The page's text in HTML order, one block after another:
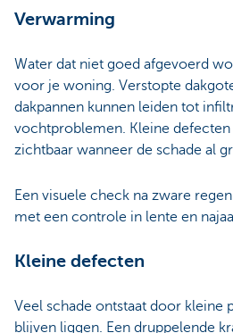
Verwarming
Water dat niet goed afgevoerd
voor je woning. Verstopte
dakpannen kunnen leiden tot
vochtproblemen. Kleine defecten
zichtbaar wanneer de schade al
Een visuele check na zware
met een controle in lente en
Kleine defecten
Veel schade ontstaat door kleine
blijven liggen. Een druppelende